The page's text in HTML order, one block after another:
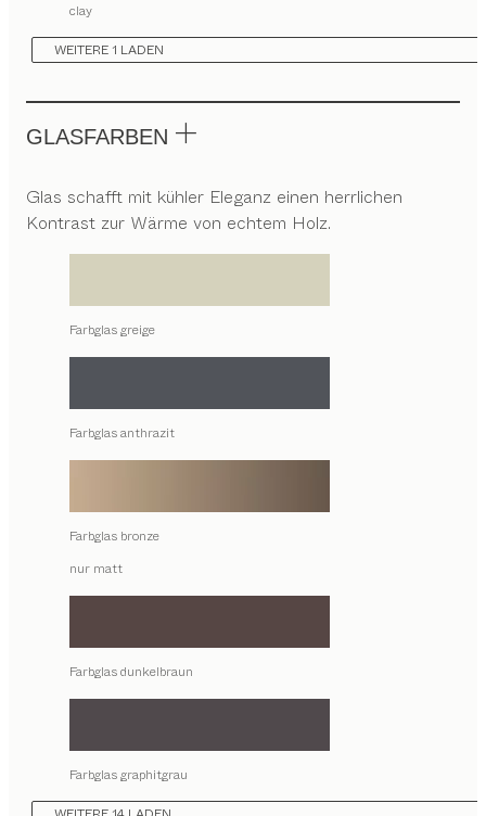
clay
WEITERE 1 LADEN
GLASFARBEN
Glas schafft mit kühler Eleganz einen herrlichen
Kontrast zur Wärme von echtem Holz.
Farbglas greige
Farbglas anthrazit
Farbglas bronze
nur matt
Farbglas dunkelbraun
Farbglas graphitgrau